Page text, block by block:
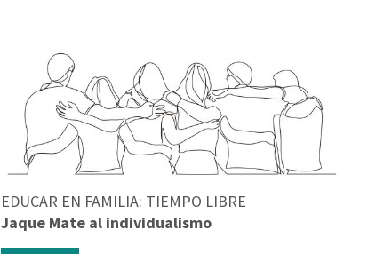
EDUCAR EN FAMILIA: TIEMPO LIBRE
Jaque Mate al individualismo